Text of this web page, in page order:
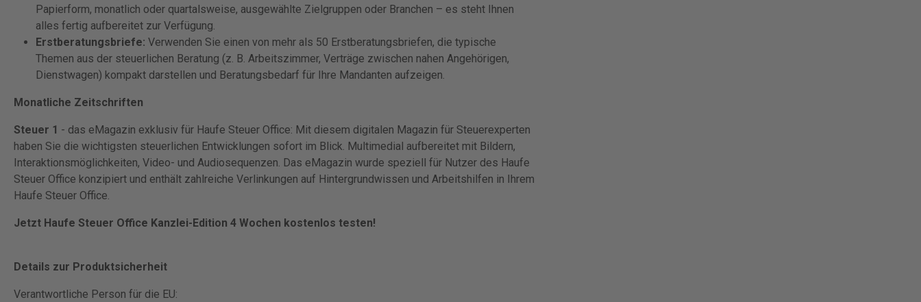
Papierform, monatlich oder quartalsweise, ausgewählte Zielgruppen oder Branchen – es steht Ihnen
alles fertig aufbereitet zur Verfügung.
Erstberatungsbriefe: Verwenden Sie einen von mehr als 50 Erstberatungsbriefen, die typische
Themen aus der steuerlichen Beratung (z. B. Arbeitszimmer, Verträge zwischen nahen Angehörigen,
Dienstwagen) kompakt darstellen und Beratungsbedarf für Ihre Mandanten aufzeigen.
Monatliche Zeitschriften
Steuer 1 - das eMagazin exklusiv für Haufe Steuer Office: Mit diesem digitalen Magazin für Steuerexperten
haben Sie die wichtigsten steuerlichen Entwicklungen sofort im Blick. Multimedial aufbereitet mit Bildern,
Interaktionsmöglichkeiten, Video- und Audiosequenzen. Das eMagazin wurde speziell für Nutzer des Haufe
Steuer Office konzipiert und enthält zahlreiche Verlinkungen auf Hintergrundwissen und Arbeitshilfen in Ihrem
Haufe Steuer Office.
Jetzt Haufe Steuer Office Kanzlei-Edition 4 Wochen kostenlos testen!
Details zur Produktsicherheit
Verantwortliche Person für die EU: